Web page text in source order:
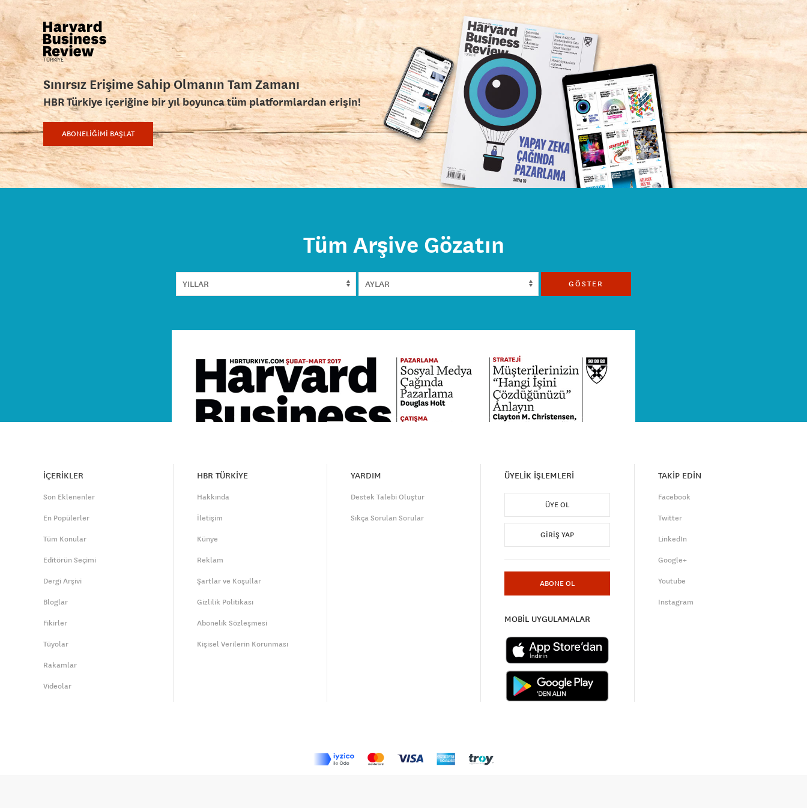
Sınırsız Erişime Sahip Olmanın Tam Zamanı
HBR Türkiye içeriğine bir yıl boyunca tüm platformlardan erişin!
ABONELİĞİMİ BAŞLAT
Tüm Arşive Gözatın
GÖSTER
İÇERİKLER
Son Eklenenler
En Popülerler
Tüm Konular
Editörün Seçimi
Dergi Arşivi
Bloglar
Fikirler
Tüyolar
Rakamlar
Videolar
HBR TÜRKİYE
Hakkında
İletişim
Künye
Reklam
Şartlar ve Koşullar
Gizlilik Politikası
Abonelik Sözleşmesi
Kişisel Verilerin Korunması
YARDIM
Destek Talebi Oluştur
Sıkça Sorulan Sorular
ÜYELİK İŞLEMLERİ
ÜYE OL
GIRIŞ YAP
ABONE OL
MOBİL UYGULAMALAR
TAKİP EDİN
Facebook
Twitter
LinkedIn
Google+
Youtube
Instagram